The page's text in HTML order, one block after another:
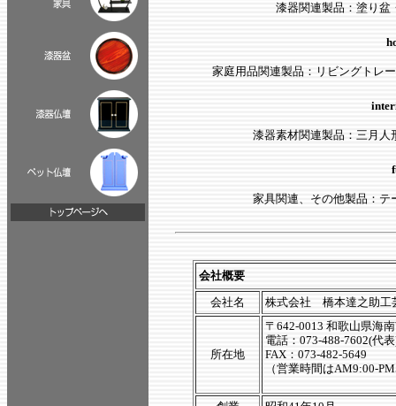
漆器関連製品：塗り盆
家庭用品関連製品：リビングトレ
漆器素材関連製品：三月人
家具関連、その他製品：テ
会社概要
会社名
株式会社 橋本達之助工
所在地
〒642-0013 和歌山県海
電話：073-488-7602(代
FAX：073-482-5649
（営業時間はAM9:00-